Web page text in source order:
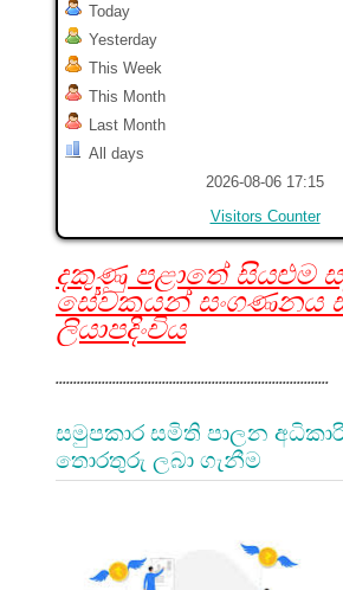
Today
Yesterday
This Week
This Month
Last Month
All days
2026-08-06 17:15
Visitors Counter
දකුණු පළාතේ සියළුම
සේවකයන් සංගණනය
ලියාපදිංචිය
.............................................................................
සමුපකාර සමිති පාලන
තොරතුරු ලබා ගැනීම